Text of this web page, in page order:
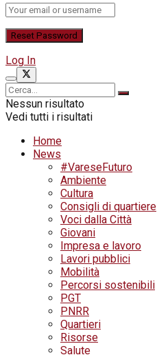
Log In
Nessun risultato
Vedi tutti i risultati
Home
News
#VareseFuturo
Ambiente
Cultura
Consigli di quartiere
Voci dalla Città
Giovani
Impresa e lavoro
Lavori pubblici
Mobilità
Percorsi sostenibili
PGT
PNRR
Quartieri
Risorse
Salute